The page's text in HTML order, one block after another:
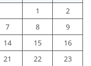
1
2
7 8
9
14 15
16
21 22
23